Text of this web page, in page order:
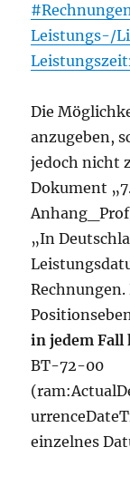
Leistungs-/
Die
anzugeben,
jedoch nicht
Dokument
„In
Rechnungen.
in jedem Fall
BT-72-00
einzelnes